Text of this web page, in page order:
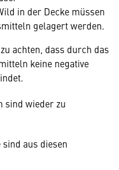
in der Decke müssen
gelagert werden.
achten, dass durch das
keine negative
sind wieder zu
aus diesen